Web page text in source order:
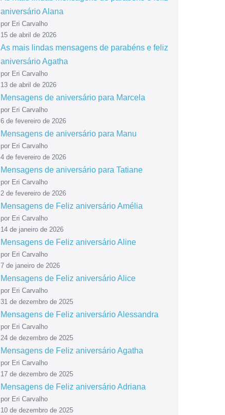
aniversário Alana
por Eri Carvalho
15 de abril de 2026
As mais lindas mensagens de parabéns e feliz
aniversário Agatha
por Eri Carvalho
13 de abril de 2026
Mensagens de aniversário para Marcela
por Eri Carvalho
6 de fevereiro de 2026
Mensagens de aniversário para Manu
por Eri Carvalho
4 de fevereiro de 2026
Mensagens de aniversário para Tatiane
por Eri Carvalho
2 de fevereiro de 2026
Mensagens de Feliz aniversário Amélia
por Eri Carvalho
14 de janeiro de 2026
Mensagens de Feliz aniversário Aline
por Eri Carvalho
7 de janeiro de 2026
Mensagens de Feliz aniversário Alice
por Eri Carvalho
31 de dezembro de 2025
Mensagens de Feliz aniversário Alessandra
por Eri Carvalho
24 de dezembro de 2025
Mensagens de Feliz aniversário Agatha
por Eri Carvalho
17 de dezembro de 2025
Mensagens de Feliz aniversário Adriana
por Eri Carvalho
10 de dezembro de 2025